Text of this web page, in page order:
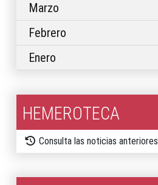
Marzo
Febrero
Enero
HEMEROTECA
Consulta las noticias anteriores